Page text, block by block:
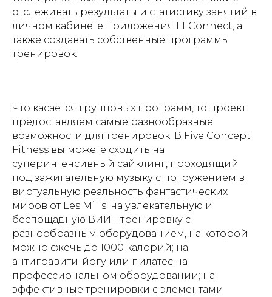
отслеживать результаты и статистику занятий в
личном кабинете приложения LFConnect, а
также создавать собственные программы
тренировок.
Что касается групповых программ, то проект
предоставляем самые разнообразные
возможности для тренировок. В Five Concept
Fitness вы можете сходить на
суперинтенсивный сайклинг, проходящий
под зажигательную музыку с погружением в
виртуальную реальность фантастических
миров от Les Mills; на увлекательную и
беспощадную ВИИТ-тренировку с
разнообразным оборудованием, на которой
можно сжечь до 1000 калорий; на
антигравити-йогу или пилатес на
профессиональном оборудовании; на
эффективные тренировки с элементами